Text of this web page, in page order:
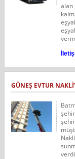
alan
GÜNEŞ EVTUR